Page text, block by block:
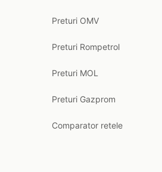
Preturi OMV
Preturi Rompetrol
Preturi MOL
Preturi Gazprom
Comparator retele